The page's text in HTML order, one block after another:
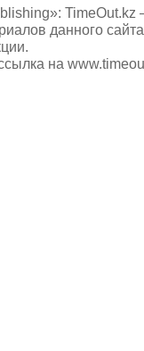
TimeOut.kz
данного
на